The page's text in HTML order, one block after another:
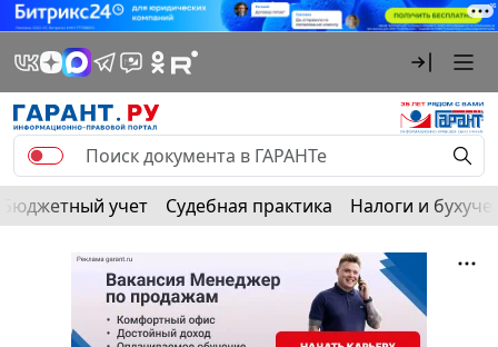
Бюджетный учет Судебная практика Налоги и